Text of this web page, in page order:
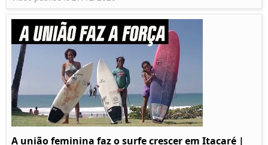
A união feminina faz o surfe crescer em Itacaré |